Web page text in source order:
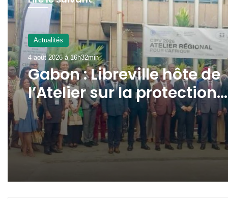
Actualités
4 août 2026 à 16h32min
Gabon : Libreville hôte de
l’Atelier sur la protection
des végétaux